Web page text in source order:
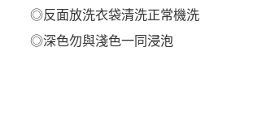
◎反面放洗衣袋清洗正常機洗
◎深色勿與淺色一同浸泡